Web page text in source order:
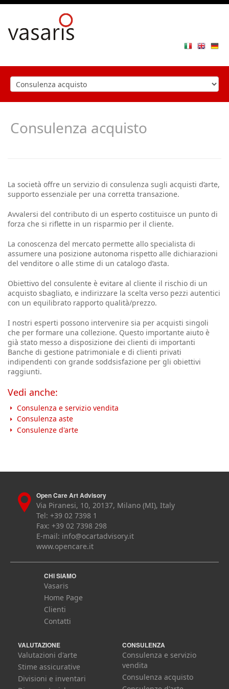
Consulenza acquisto
La società offre un servizio di consulenza sugli acquisti d’arte,
supporto essenziale per una corretta transazione.
Avvalersi del contributo di un esperto costituisce un punto di
forza che si riflette in un risparmio per il cliente.
La conoscenza del mercato permette allo specialista di
assumere una posizione autonoma rispetto alle dichiarazioni
del venditore o alle stime di un catalogo d’asta.
Obiettivo del consulente è evitare al cliente il rischio di un
acquisto sbagliato, e indirizzare la scelta verso pezzi autentici
con un equilibrato rapporto qualità/prezzo.
I nostri esperti possono intervenire sia per acquisti singoli
che per formare una collezione. Questo importante aiuto è
già stato messo a disposizione dei clienti di importanti
Banche di gestione patrimoniale e di clienti privati
indipendenti con grande soddsisfazione per gli obiettivi
raggiunti.
Vedi anche:
Consulenza e servizio vendita
Consulenza aste
Consulenze d'arte
Open Care Art Advisory
Via Piranesi, 10, 20137, Milano (MI), Italy
Tel: +39 02 7398 1
Fax: +39 02 7398 298
E-mail: info@ocartadvisory.it
www.opencare.it
CHI SIAMO
Vasaris
Home Page
Clienti
Contatti
VALUTAZIONE
Valutazioni d'arte
Stime assicurative
Divisioni e inventari
CONSULENZA
Consulenza e servizio
vendita
Consulenza acquisto